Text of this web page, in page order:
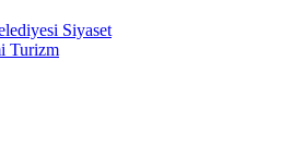
Siyaset
Turizm